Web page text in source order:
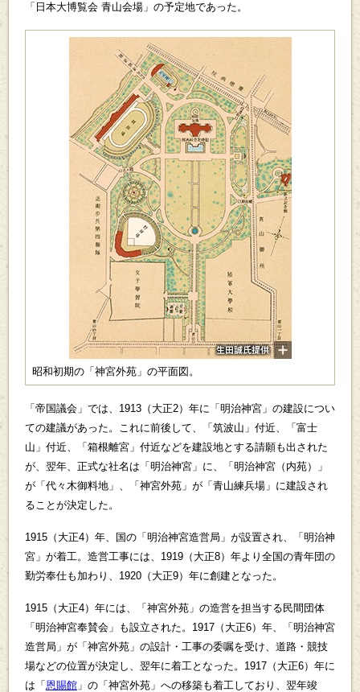
「日本大博覧会 青山会場」の予定地であった。
昭和初期の「神宮外苑」の平面図。
「帝国議会」では、1913（大正2）年に「明治神宮」の建設につい
ての建議があった。これに前後して、「筑波山」付近、「富士
山」付近、「箱根離宮」付近などを建設地とする請願も出された
が、翌年、正式な社名は「明治神宮」に、「明治神宮（内苑）」
が「代々木御料地」、「神宮外苑」が「青山練兵場」に建設され
ることが決定した。
1915（大正4）年、国の「明治神宮造営局」が設置され、「明治神
宮」が着工。造営工事には、1919（大正8）年より全国の青年団の
勤労奉仕も加わり、1920（大正9）年に創建となった。
1915（大正4）年には、「神宮外苑」の造営を担当する民間団体
「明治神宮奉賛会」も設立された。1917（大正6）年、「明治神宮
造営局」が「神宮外苑」の設計・工事の委嘱を受け、道路・競技
場などの位置が決定し、翌年に着工となった。1917（大正6）年に
は「 恩賜館 」の「神宮外苑」への移築も着工しており、翌年竣